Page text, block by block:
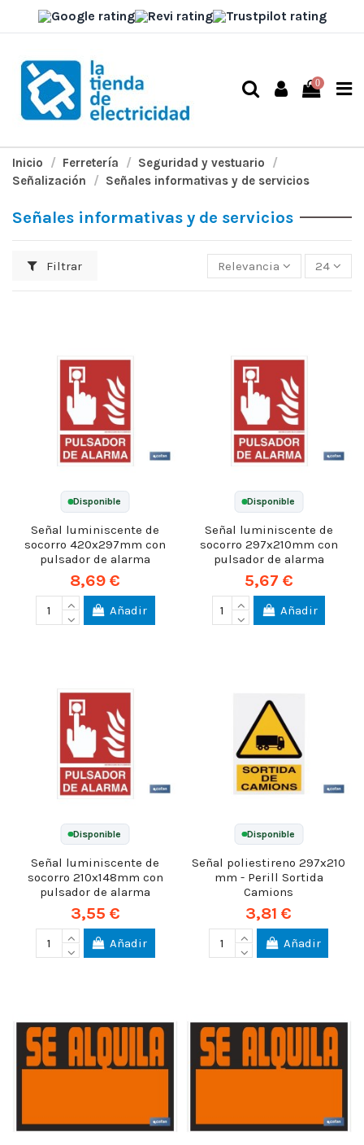
0
Inicio Ferretería
Seguridad y vestuario
Señalización
Señales informativas y de servicios
Señales informativas y de servicios
Filtrar Relevancia 24
Disponible
Señal luminiscente de
socorro 420x297mm con
pulsador de alarma
8,69 €
Añadir
Disponible
Señal luminiscente de
socorro 297x210mm con
pulsador de alarma
5,67 €
Añadir
Disponible
Señal luminiscente de
socorro 210x148mm con
pulsador de alarma
3,55 €
Añadir
Disponible
Señal poliestireno 297x210
mm - Perill Sortida
Camions
3,81 €
Añadir